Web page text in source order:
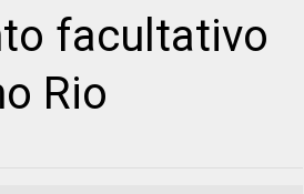
facultativo
Rio